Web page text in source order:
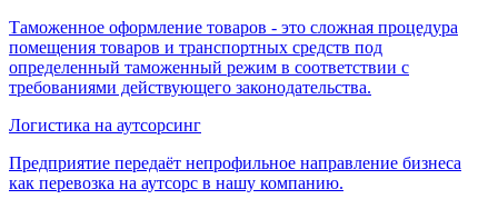
Таможенное оформление товаров - это сложная процедура
помещения товаров и транспортных средств под
определенный таможенный режим в соответствии с
требованиями действующего законодательства.
Логистика на аутсорсинг
Предприятие передаёт непрофильное направление бизнеса
как перевозка на аутсорс в нашу компанию.